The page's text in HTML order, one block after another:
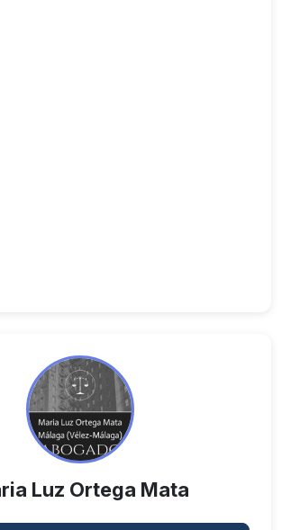
Luz Ortega Mata